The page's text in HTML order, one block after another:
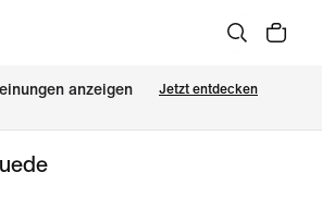
anzeigen Jetzt entdecken